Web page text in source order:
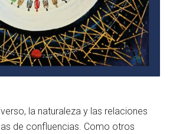
la naturaleza y las relaciones
de confluencias. Como otros